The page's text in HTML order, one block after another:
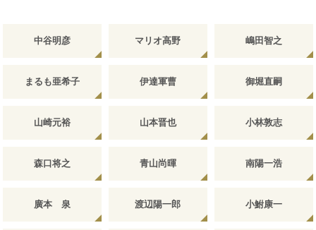
中谷明彦 マリオ高野 嶋田智之
まるも亜希子 伊達軍曹 御堀直嗣
山崎元裕 山本晋也 小林敦志
森口将之 青山尚暉 南陽一浩
廣本 泉 渡辺陽一郎 小鮒康一